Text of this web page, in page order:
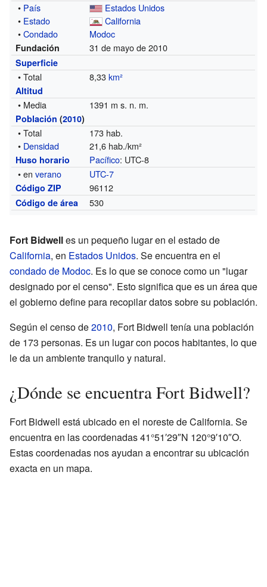
• País
Estados Unidos
• Estado
California
•Condado Modoc
Fundación 31 de mayo de 2010
Superficie
• Total 8,33km²
Altitud
• Media 1391 m s. n. m.
Población (2010)
• Total
173 hab.
• Densidad 21,6 hab./km²
Huso horario Pacífico: UTC-8
• enverano UTC-7
Código ZIP 96112
Código de área 530
Fort Bidwelles un pequeño lugar en el estado de
California, en Estados Unidos. Se encuentra en el
condado de Modoc. Es lo que se conoce como un "lugar
designado por el censo". Esto significa que es un área que
el gobierno define para recopilar datos sobre su población.
Según el censo de2010, Fort Bidwell tenía una población
de 173 personas. Es un lugar con pocos habitantes, lo que
le da un ambiente tranquilo y natural.
¿Dónde se encuentra Fort Bidwell?
Fort Bidwell está ubicado en el noreste de California. Se
encuentra en las coordenadas 41°51′29″N 120°9′10″O.
Estas coordenadas nos ayudan a encontrar su ubicación
exacta en un mapa.